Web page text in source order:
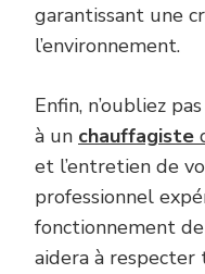
garantissant une
l’environnement.
Enfin, n’oubliez
à un chauffagiste
et l’entretien de
professionnel
fonctionnement
aidera à